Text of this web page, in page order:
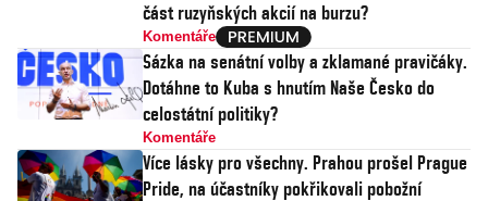
část ruzyňských akcií na burzu?
Komentáře
Sázka na senátní volby a zklamané pravičáky.
Dotáhne to Kuba s hnutím Naše Česko do
celostátní politiky?
Komentáře
Více lásky pro všechny. Prahou prošel Prague
Pride, na účastníky pokřikovali pobožní